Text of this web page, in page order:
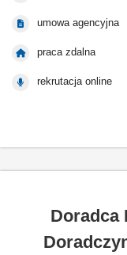
umowa agencyjna
praca zdalna
rekrutacja online
Doradca